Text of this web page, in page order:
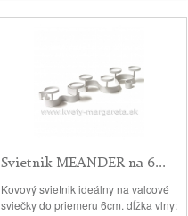
Svietnik MEANDER na 6...
Kovový svietnik ideálny na valcové
sviečky do priemeru 6cm. dĺžka vlny: